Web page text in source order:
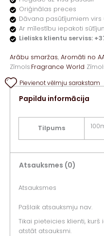
Oriģinālas preces
Dāvana pasūtījumiem virs
Ar mīlestību iepakoti
Lielisks klientu serviss:
Arābu smaržas, Aromāti no
Zīmols:Fragrance World
Pievienot vēlmju sarakstam
Papildu informācija
Tilpums
Atsauksmes (0)
Atsauksmes
Pašlaik atsauksmju nav.
Tikai pieteicies klienti,
atstāt atsauksmi.